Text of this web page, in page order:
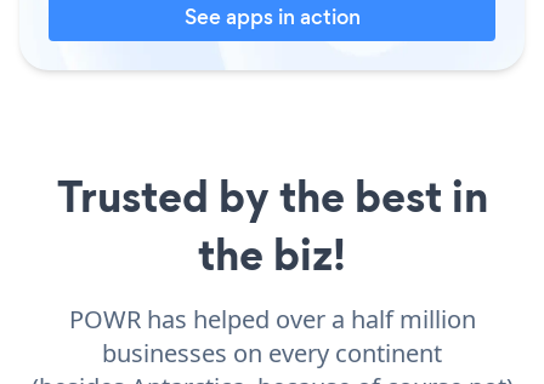
See apps in action
Trusted by the best in
the biz!
POWR has helped over a half million
businesses on every continent